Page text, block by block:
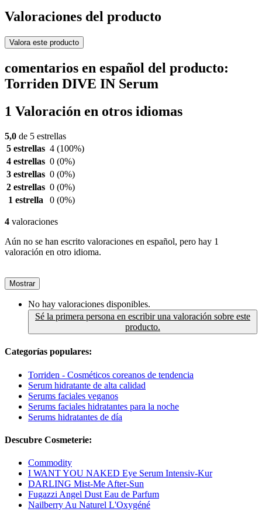
Valoraciones del producto
Valora este producto
comentarios en español del producto:
Torriden DIVE IN Serum
1 Valoración en otros idiomas
5,0 de 5 estrellas
5 estrellas 4 (100%)
4 estrellas 0 (0%)
3 estrellas 0 (0%)
2 estrellas 0 (0%)
1 estrella
0 (0%)
4 valoraciones
Aún no se han escrito valoraciones en español, pero hay 1
valoración en otro idioma.
Mostrar
No hay valoraciones disponibles.
Sé la primera persona en escribir una valoración sobre este
producto.
Categorías populares:
Torriden - Cosméticos coreanos de tendencia
Serum hidratante de alta calidad
Serums faciales veganos
Serums faciales hidratantes para la noche
Serums hidratantes de día
Descubre Cosmeterie:
Commodity
I WANT YOU NAKED Eye Serum Intensiv-Kur
DARLING Mist-Me After-Sun
Fugazzi Angel Dust Eau de Parfum
Nailberry Au Naturel L'Oxygéné